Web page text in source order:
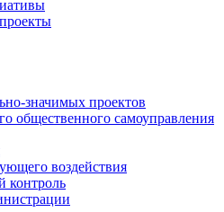
значимых проектов
общественного самоуправления
воздействия
контроль